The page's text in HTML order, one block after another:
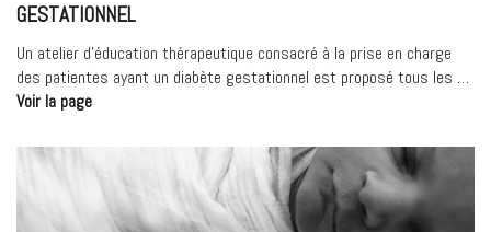
GESTATIONNEL
Un atelier d’éducation thérapeutique consacré à la prise en charge
des patientes ayant un diabète gestationnel est proposé tous les …
Voir la page« Atelier
consacré